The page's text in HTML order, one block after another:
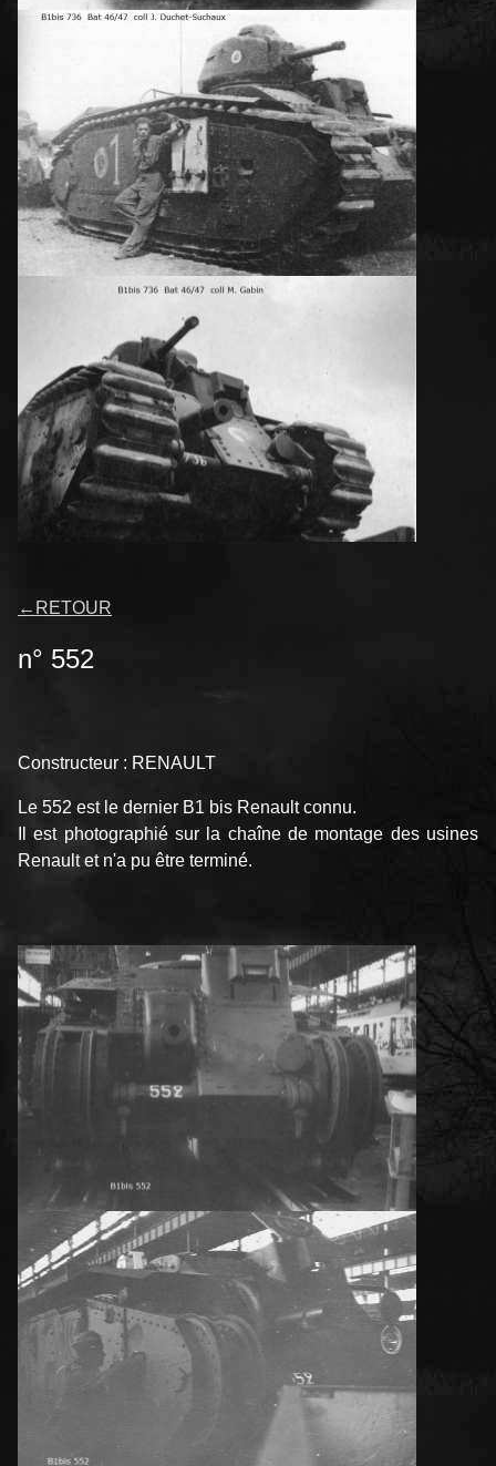
← RETOUR
n° 552
Constructeur : RENAULT
Le 552 est le dernier B1 bis Renault connu.
Il est photographié sur la chaîne de montage des usines
Renault et n'a pu être terminé.